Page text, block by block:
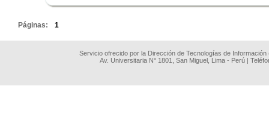
Páginas: 1
Servicio ofrecido por la Dirección de Tecnologías de
Av. Universitaria N° 1801, San Miguel, Lima - Perú |